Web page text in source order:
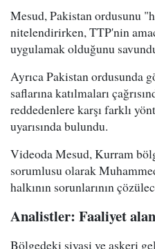
Mesud, Pakistan ordusunu
nitelendirirken, TTP'nin
uygulamak olduğunu
Ayrıca Pakistan ordusunda
saflarına katılmaları
reddedenlere karşı farklı
uyarısında bulundu.
Videoda Mesud, Kurram
sorumlusu olarak
halkının sorunlarının
Analistler: Faaliyet
Bölgedeki siyasi ve askeri